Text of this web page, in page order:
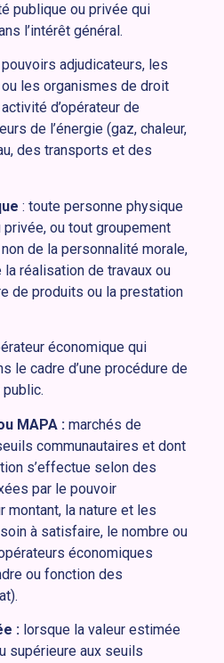
publique ou privée qui
l’intérêt général.
pouvoirs adjudicateurs, les
les organismes de droit
d’opérateur de
de l’énergie (gaz, chaleur,
des transports et des
: toute personne physique
ou tout groupement
de la personnalité morale,
réalisation de travaux ou
de produits ou la prestation
économique qui
le cadre d’une procédure de
public.
MAPA : marchés de
communautaires et dont
s’effectue selon des
par le pouvoir
montant, la nature et les
à satisfaire, le nombre ou
économiques
ou fonction des
: lorsque la valeur estimée
supérieure aux seuils